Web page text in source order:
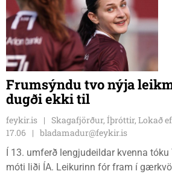
Frumsýndu tvo nýja
dugði ekki til
feykir.is Skagafjörður, Íþróttir, Lokað
17.06
bladamadur@feykir.is
Í 13. umferð lengjudeildar kvenna
móti liði ÍA. Leikurinn fór fram í